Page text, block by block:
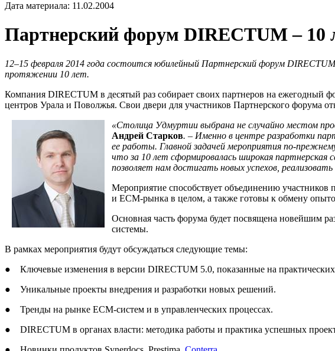
Дата материала: 11.02.2004
Партнерский форум DIRECTUM – 10
12–15 февраля 2014 года состоится юбилейный Партнерский форум
протяжении 10 лет.
Компания DIRECTUM в десятый раз собирает своих партнеров на ежегодный
центров Урала и Поволжья. Свои двери для участников Партнерского форума
«Столица Удмуртии выбрана не случайно местом
Андрей Старков. – Именно в центре разработки
ее работы. Главной задачей мероприятия по-
что за 10 лет сформировалась широкая
позволяет нам достигать новых успехов,
Мероприятие способствует объединению
и ECM-рынка в целом, а также готовы к обмену
Основная часть форума будет посвящена новейшим
системы.
В рамках мероприятия будут обсуждаться следующие темы:
● Ключевые изменения в версии DIRECTUM 5.0, показанные на практических
● Уникальные проекты внедрения и разработки новых решений.
● Тренды на рынке ECM-систем и в управленческих процессах.
● DIRECTUM в органах власти: методика работы и практика успешных